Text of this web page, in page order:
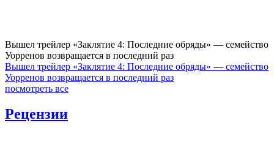
Вышел трейлер «Заклятие 4: Последние обряды» — семейство
Уорренов возвращается в последний раз
Вышел трейлер «Заклятие 4: Последние обряды» — семейство
Уорренов возвращается в последний раз
посмотреть все
Рецензии